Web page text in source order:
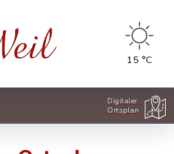
15 °C
Digitaler
Ortsplan